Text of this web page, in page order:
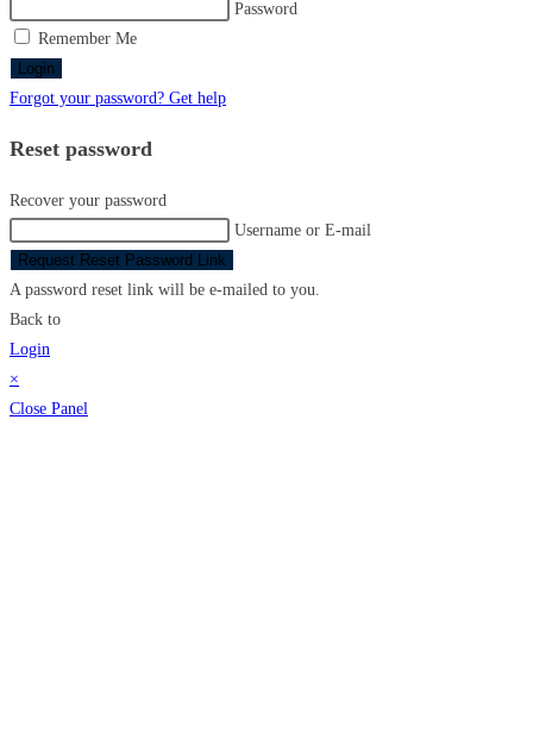
Password
Remember Me
Login
Forgot your password? Get help
Reset password
Recover your password
Username or E-mail
Request Reset Password Link
A password reset link will be e-mailed to you.
Back to
Login
×
Close Panel